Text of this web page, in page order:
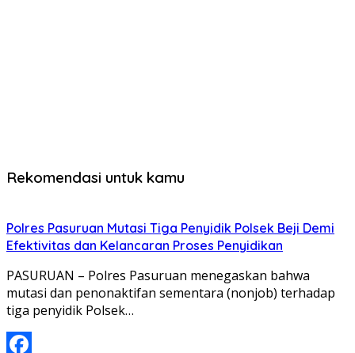
Rekomendasi untuk kamu
Polres Pasuruan Mutasi Tiga Penyidik Polsek Beji Demi
Efektivitas dan Kelancaran Proses Penyidikan
PASURUAN – Polres Pasuruan menegaskan bahwa
mutasi dan penonaktifan sementara (nonjob) terhadap
tiga penyidik Polsek…